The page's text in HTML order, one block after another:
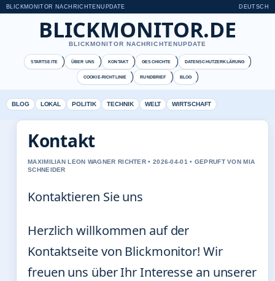
BLICKMONITOR NACHRICHTENUPDATE DEUTSCH
BLICKMONITOR.DE
BLICKMONITOR NACHRICHTENUPDATE
STARTSEITE ÜBER UNS KONTAKT GESCHICHTE DATENSCHUTZERKLÄRUNG
COOKIE-RICHTLINIE RUNDBRIEF BLOG
BLOG LOKAL POLITIK TECHNIK WELT WIRTSCHAFT
Kontakt
MAXIMILIAN LEON WAGNER RICHTER • 2026-04-01 • GEPRUFT VON MIA
SCHNEIDER
Kontaktieren Sie uns
Herzlich willkommen auf der
Kontaktseite von Blickmonitor! Wir
freuen uns über Ihr Interesse an unserer